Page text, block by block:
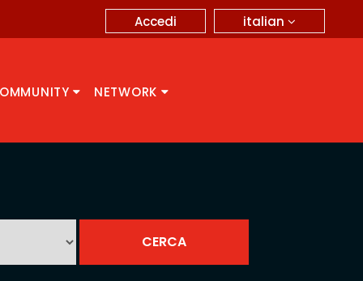
italian
Accedi
NETWORK